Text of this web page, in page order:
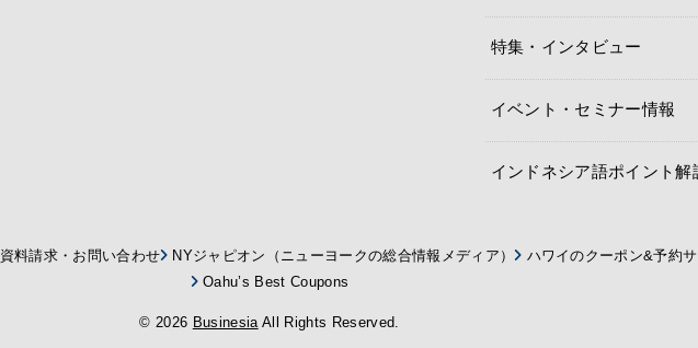
特集・インタビュー
イベント・セミナー情報
インドネシア語ポイント解
資料請求・お問い合わせ NYジャピオン（ニューヨークの総合情報メディア） ハワイのクーポン&予約サ
Oahu’s Best Coupons
© 2026 BusinesiaAll Rights Reserved.